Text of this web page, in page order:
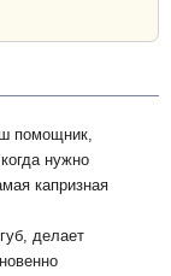
помощник,
нужно
капризная
делает